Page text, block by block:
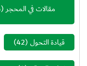
مقالات في المحجر(4)
قيادة التحول(42)